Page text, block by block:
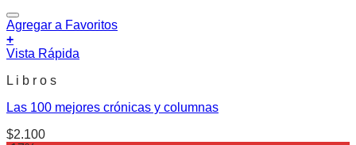
Agregar a Favoritos
+
Vista Rápida
L i b r o s
Las 100 mejores crónicas y columnas
$2.100